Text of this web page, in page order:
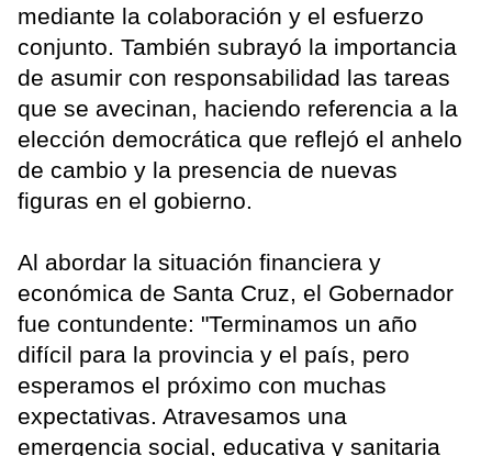
mediante la colaboración y el esfuerzo
conjunto. También subrayó la importancia
de asumir con responsabilidad las tareas
que se avecinan, haciendo referencia a la
elección democrática que reflejó el anhelo
de cambio y la presencia de nuevas
figuras en el gobierno.
Al abordar la situación financiera y
económica de Santa Cruz, el Gobernador
fue contundente: "Terminamos un año
difícil para la provincia y el país, pero
esperamos el próximo con muchas
expectativas. Atravesamos una
emergencia social, educativa y sanitaria